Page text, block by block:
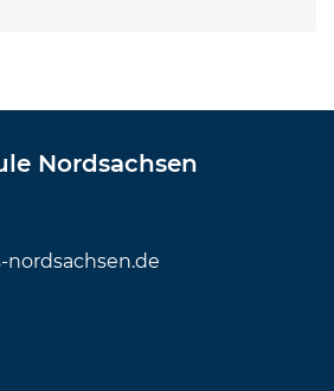
Nordsachsen
nordsachsen.de